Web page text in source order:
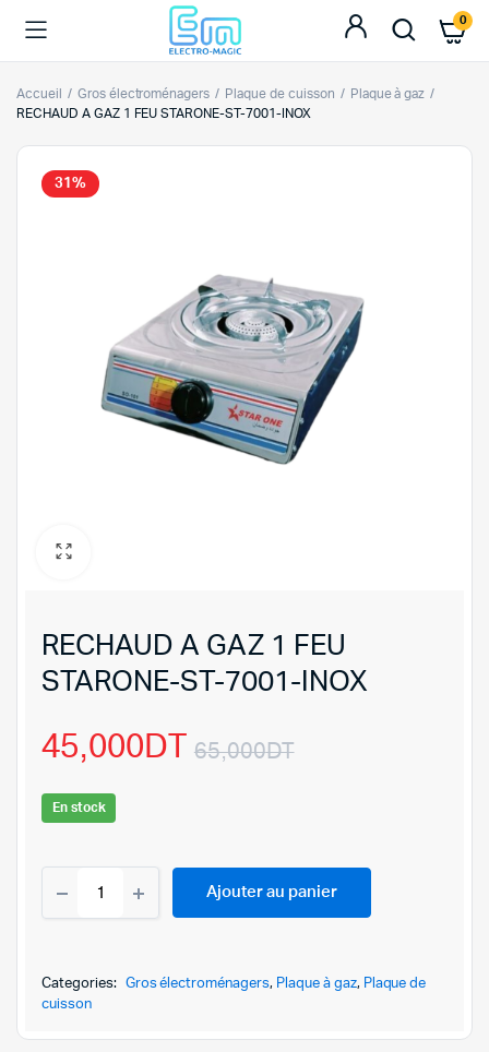
0
Accueil Gros électroménagers Plaque de cuisson
Plaque à gaz
RECHAUD A GAZ 1 FEU STARONE-ST-7001-INOX
31%
RECHAUD A GAZ 1 FEU
STARONE-ST-7001-INOX
65,000DT
initial
65,000DT.
45,000DT
actuel
45,000DT.
En stock
GAZ
STARONE-
ST-
INOX
Ajouter au panier
Categories: Gros électroménagers, Plaque à gaz, Plaque de
cuisson